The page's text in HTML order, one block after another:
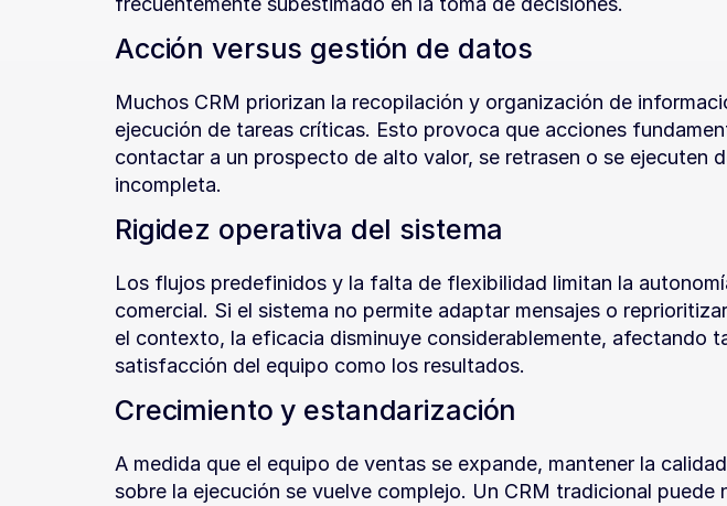
Acción versus gestión de datos
Muchos CRM priorizan la recopilación y organización de
ejecución de tareas críticas. Esto provoca que acciones
contactar a un prospecto de alto valor, se retrasen o se ejecuten
incompleta.
Rigidez operativa del sistema
Los flujos predefinidos y la falta de flexibilidad limitan la
comercial. Si el sistema no permite adaptar mensajes o
el contexto, la eficacia disminuye considerablemente, afectando
satisfacción del equipo como los resultados.
Crecimiento y estandarización
A medida que el equipo de ventas se expande, mantener la
sobre la ejecución se vuelve complejo. Un CRM tradicional puede